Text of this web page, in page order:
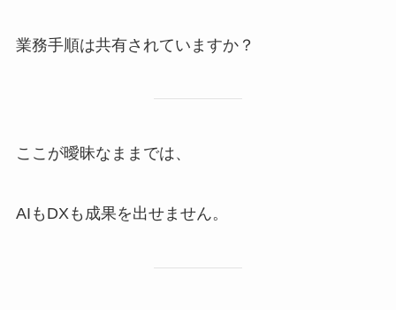
業務手順は共有されていますか？
ここが曖昧なままでは、
AIもDXも成果を出せません。